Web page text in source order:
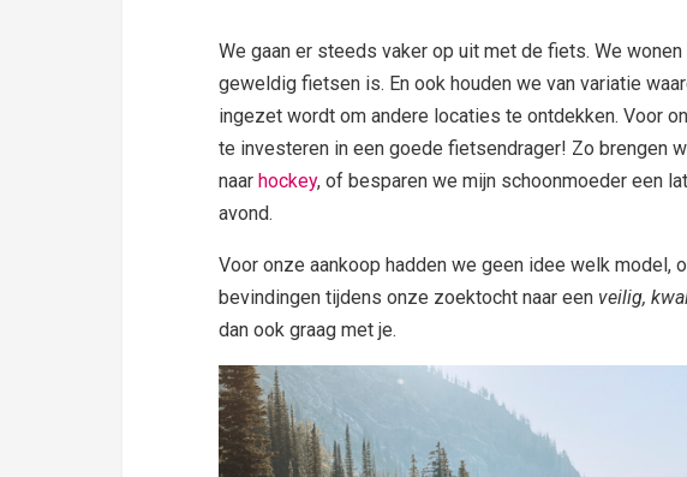
We gaan er steeds vaker op uit met de fiets. We
geweldig fietsen is. En ook houden we van variatie
ingezet wordt om andere locaties te ontdekken. Voor
te investeren in een goede fietsendrager! Zo brengen
naar hockey, of besparen we mijn schoonmoeder een
avond.
Voor onze aankoop hadden we geen idee welk model,
bevindingen tijdens onze zoektocht naar een veilig,
dan ook graag met je.